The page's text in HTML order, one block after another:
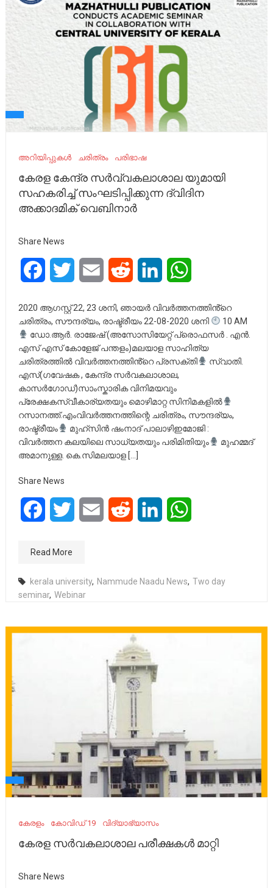
അറിയിപ്പുകൾ ചരിത്രം പരിഭാഷ
കേരള കേന്ദ്ര സർവ്വകലാശാല യുമായി
സഹകരിച്ച് സംഘടിപ്പിക്കുന്ന ദ്വിദിന
അക്കാദമിക് വെബിനാർ
Share News
FacebookTwitter Email Reddit LinkedIn
2020 ആഗസ്റ്റ് 22, 23 ശനി, ഞായർ വിവർത്തനത്തിൻ്റെ
ചരിത്രം, സൗന്ദര്യം, രാഷ്ട്രീയം 22-08-2020 ശനി
10 AM
ഡോ.ആർ. രാജേഷ് (അസോസിയേറ്റ് പ്രൊഫസർ . എൻ.
എസ് എസ് കോളേജ് പന്തളം)മലയാള സാഹിത്യ
ചരിത്രത്തിൽ വിവർത്തനത്തിൻ്റെ പ്രസക്തി
സ്വാതി.
എസ്(ഗവേഷക , കേന്ദ്ര സർവകലാശാല,
കാസർഗോഡ്)സാംസ്കാരിക വിനിമയവും
പ്രേക്ഷകസ്വീകാര്യതയും മൊഴിമാറ്റ സിനിമകളിൽ
റസാനത്ത്‌.എംവിവർത്തനത്തിന്റെ ചരിത്രം, സൗന്ദര്യം,
രാഷ്ട്രീയം
മുഹ്സിൻ ഷംനാദ് പാലാഴിഇമോജി :
വിവർത്തന കലയിലെ സാധ്യതയും പരിമിതിയും
മുഹമ്മദ്‌
അമാനുള്ള. കെ.സിമലയാള […]
Share News
FacebookTwitter Email Reddit LinkedIn
Read More
kerala university, Nammude Naadu News, Two day
seminar, Webinar
കേരളം കോവിഡ് 19 വിദ്യാഭ്യാസം
കേരള സര്‍വകലാശാല പരീക്ഷകള്‍ മാറ്റി
Share News